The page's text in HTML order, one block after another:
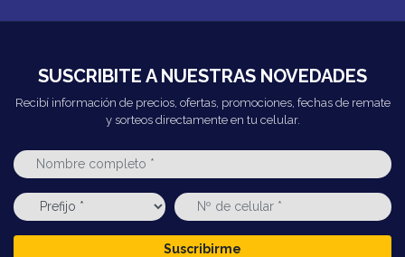
SUSCRIBITE A NUESTRAS NOVEDADES
Recibí información de precios, ofertas, promociones, fechas de remate
y sorteos directamente en tu celular.
Suscribirme